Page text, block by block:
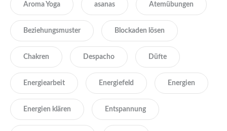
Aroma Yoga asanas Atemübungen
Beziehungsmuster Blockaden lösen
Chakren Despacho Düfte
Energiearbeit Energiefeld Energien
Energien klären Entspannung